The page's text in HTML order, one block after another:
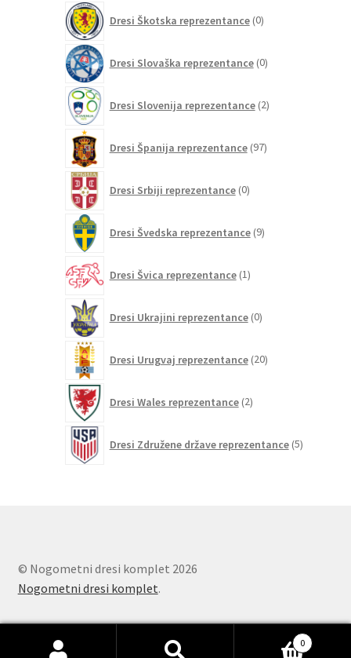
Dresi Škotska reprezentance 0izdelkov
Dresi Slovaška reprezentance 0izdelkov
Dresi Slovenija reprezentance 2izdelka
Dresi Španija reprezentance 97izdelkov
Dresi Srbiji reprezentance 0izdelkov
Dresi Švedska reprezentance 9izdelkov
Dresi Švica reprezentance 1izdelek
Dresi Ukrajini reprezentance 0izdelkov
Dresi Urugvaj reprezentance 20izdelkov
Dresi Wales reprezentance 2izdelka
Dresi Združene države reprezentance 5izdelkov
© Nogometni dresi komplet 2026
Nogometni dresi komplet.
0